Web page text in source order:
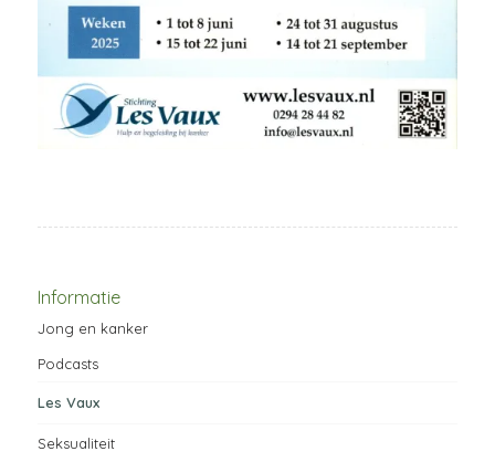
Informatie
Jong en kanker
Podcasts
Les Vaux
Seksualiteit